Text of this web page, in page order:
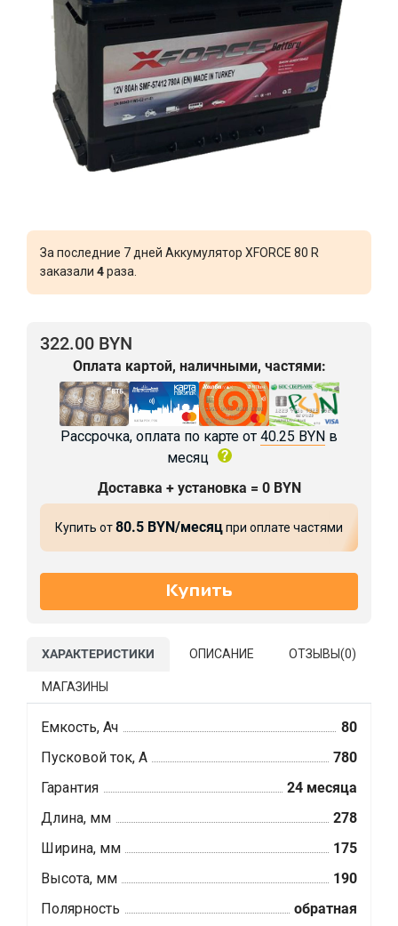
За последние 7 дней Аккумулятор XFORCE 80 R
заказали 4раза.
322.00 BYN
Оплата картой, наличными, частями:
Рассрочка, оплата по карте от 40.25 BYN в
месяц
Доставка + установка = 0 BYN
Купить от80.5 BYN/месяцпри оплате частями
ХАРАКТЕРИСТИКИ ОПИСАНИЕ ОТЗЫВЫ(0)
МАГАЗИНЫ
Емкость, Ач
80
Пусковой ток, А
780
Гарантия
24 месяца
Длина, мм
278
Ширина, мм
175
Высота, мм
190
Полярность
обратная